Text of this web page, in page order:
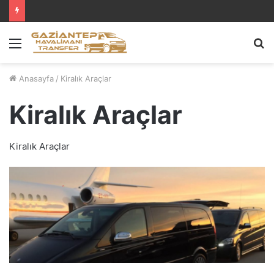
Menü
Anasayfa / Kiralık Araçlar
Kiralık Araçlar
Kiralık Araçlar